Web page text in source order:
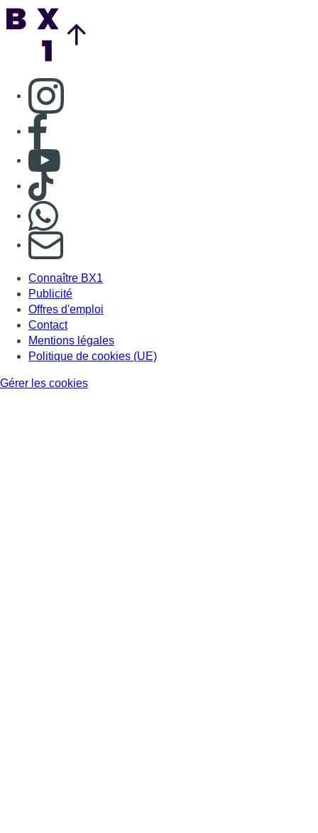
Consulter page Instagram
Consulter page Facebook
Consulter Youtube
Consulter TikTok
S'abonner à notre newsletter
Connaître BX1
Publicité
Offres d'emploi
Contact
Mentions légales
Politique de cookies (UE)
Gérer les cookies